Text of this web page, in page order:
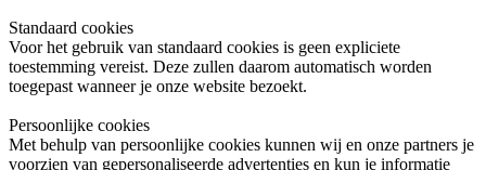
Standaard cookies
Voor het gebruik van standaard cookies is geen expliciete
toestemming vereist. Deze zullen daarom automatisch worden
toegepast wanneer je onze website bezoekt.
Persoonlijke cookies
Met behulp van persoonlijke cookies kunnen wij en onze partners je
voorzien van gepersonaliseerde advertenties en kun je informatie